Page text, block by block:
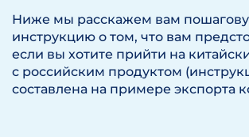
Ниже мы расскажем вам
инструкцию о том, что вам
если вы хотите прийти на
с российским продуктом
составлена на примере экспорта